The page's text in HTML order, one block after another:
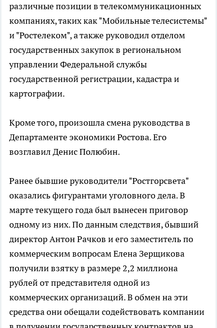
различные позиции в телекоммуникационных
компаниях, таких как "Мобильные телесистемы"
и "Ростелеком", а также руководил отделом
государственных закупок в региональном
управлении Федеральной службы
государственной регистрации, кадастра и
картографии.
Кроме того, произошла смена руководства в
Департаменте экономики Ростова. Его
возглавил Денис Полюбин.
Ранее бывшие руководители "Ростгорсвета"
оказались фигурантами уголовного дела. В
марте текущего года был вынесен приговор
одному из них. По данным следствия, бывший
директор Антон Рачков и его заместитель по
коммерческим вопросам Елена Зерщикова
получили взятку в размере 2,2 миллиона
рублей от представителя одной из
коммерческих организаций. В обмен на эти
средства они обещали содействовать компании